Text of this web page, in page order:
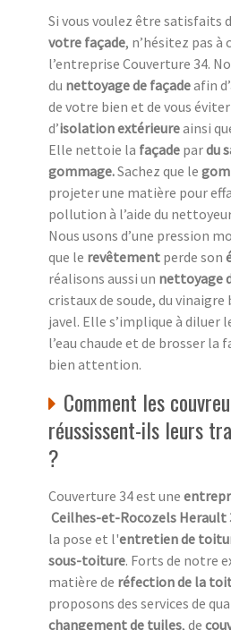
Si vous voulez être satisfaits
votre façade, n’hésitez pas
l’entreprise Couverture 34.
du nettoyage de façadeafin
de votre bien et de vous
d’isolation extérieureainsi
Elle nettoie la façade pardu
gommage.Sachez que le
projeter une matière pour
pollution à l’aide du
Nous usons d’une pression
que le revêtement perde son
réalisons aussi un nettoyage
cristaux de soude, du vinaigre
javel. Elle s’implique à diluer
l’eau chaude et de brosser la
bien attention.
Comment les
réussissent-ils leurs
?
Couverture 34 est une
Ceilhes-et-Rocozels Herault
la pose et l'entretien de
sous-toiture. Forts de notre
matière de réfection de la
proposons des services de
changement de tuiles, de